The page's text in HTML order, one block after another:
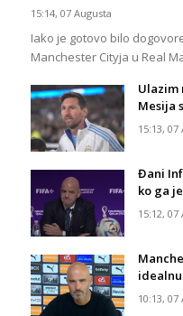
15:14, 07 Augusta
Iako je gotovo bilo
Manchester Cityja u Real
Ulazim
Mesija
15:13, 07
Đani
ko ga
15:12, 07
10:13, 07